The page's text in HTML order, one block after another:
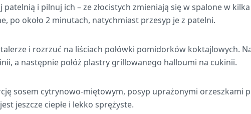
i pilnuj ich – ze złocistych zmieniają się w spalone w
po około 2 minutach, natychmiast przesyp je z patelni.
i rozrzuć na liściach połówki pomidorków koktajlowych.
a następnie połóż plastry grillowanego halloumi na cukinii.
sosem cytrynowo-miętowym, posyp uprażonymi orzeszkami
jeszcze ciepłe i lekko sprężyste.